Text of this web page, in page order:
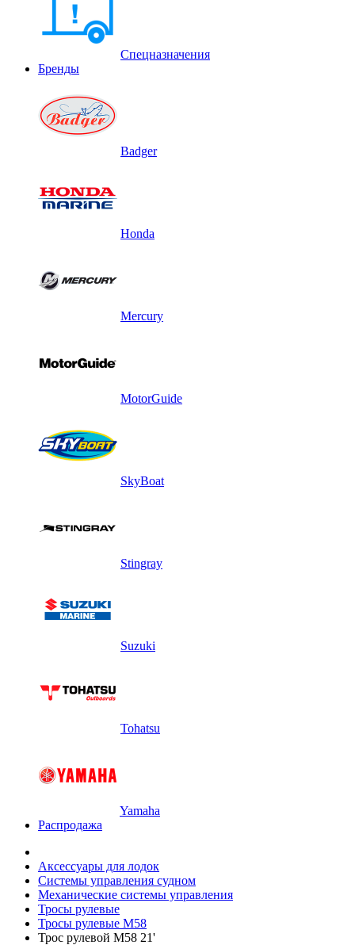
Спецназначения
Бренды
Badger
Honda
Mercury
MotorGuide
SkyBoat
Stingray
Suzuki
Tohatsu
Yamaha
Распродажа
Аксессуары для лодок
Системы управления судном
Механические системы управления
Тросы рулевые
Тросы рулевые M58
Трос рулевой M58 21'